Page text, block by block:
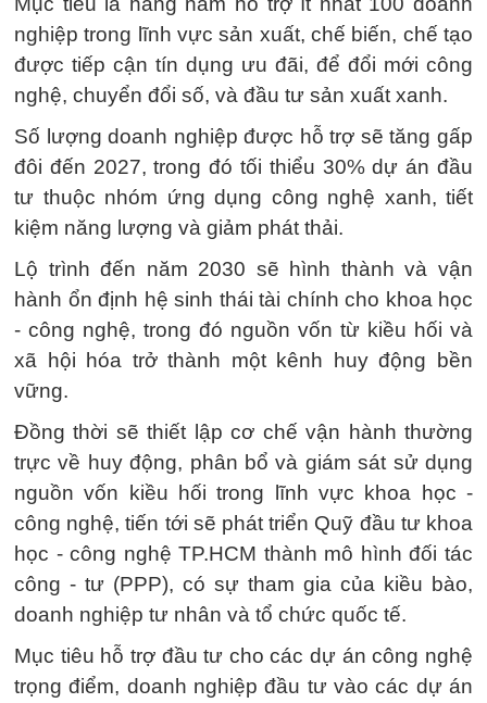
nghiệp trong lĩnh vực sản xuất, chế biến, chế tạo
được tiếp cận tín dụng ưu đãi, để đổi mới công
nghệ, chuyển đổi số, và đầu tư sản xuất xanh.
Số lượng doanh nghiệp được hỗ trợ sẽ tăng gấp
đôi đến 2027, trong đó tối thiểu 30% dự án đầu
tư thuộc nhóm ứng dụng công nghệ xanh, tiết
kiệm năng lượng và giảm phát thải.
Lộ trình đến năm 2030 sẽ hình thành và vận
hành ổn định hệ sinh thái tài chính cho khoa học
- công nghệ, trong đó nguồn vốn từ kiều hối và
xã hội hóa trở thành một kênh huy động bền
vững.
Đồng thời sẽ thiết lập cơ chế vận hành thường
trực về huy động, phân bổ và giám sát sử dụng
nguồn vốn kiều hối trong lĩnh vực khoa học -
công nghệ, tiến tới sẽ phát triển Quỹ đầu tư khoa
học - công nghệ TP.HCM thành mô hình đối tác
công - tư (PPP), có sự tham gia của kiều bào,
doanh nghiệp tư nhân và tổ chức quốc tế.
Mục tiêu hỗ trợ đầu tư cho các dự án công nghệ
trọng điểm, doanh nghiệp đầu tư vào các dự án